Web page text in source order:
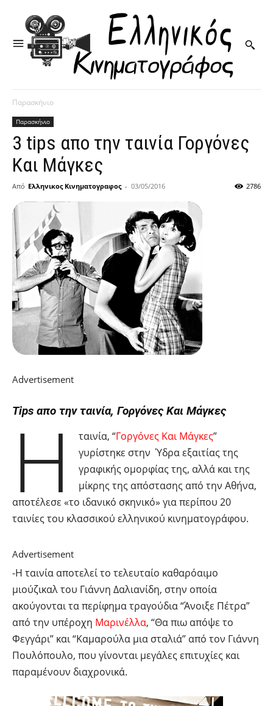
Παρασκήνιο
Παρασκήνιο
3 tips απο την ταινία Γοργόνες
Και Μάγκες
Από Ελληνικος Κινηματογραφος - 03/05/2016 2786
Advertisement
Tips απο την ταινία, Γοργόνες Και Μάγκες
Η ταινία, “Γοργόνες Και Μάγκες”
γυρίστηκε στην Ύδρα εξαιτίας της
γραφικής ομορφίας της, αλλά και της
μίκρης της απόστασης από την Αθήνα,
αποτέλεσε «το ιδανικό σκηνικό» για περίπου 20
ταινίες του κλασσικού ελληνικού κινηματογράφου.
Advertisement
-Η ταινία αποτελεί το τελευταίο καθαρόαιμο
μιούζικαλ του Γιάννη Δαλιανίδη, στην οποία
ακούγονται τα περίφημα τραγούδια “Άνοιξε Πέτρα”
από την υπέροχη Μαρινέλλα, “Θα πιω απόψε το
Φεγγάρι” και “Καμαρούλα μια σταλιά” από τον Γιάννη
Πουλόπουλο, που γίνονται μεγάλες επιτυχίες και
παραμένουν διαχρονικά.